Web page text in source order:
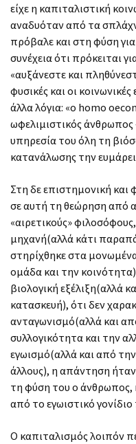
είχε η καπιταλιστική
αναδυόταν από τα
πρόβαλε και στη φύση
συνέχεια ότι πρόκειται
«αυξάνεστε και
φυσικές και οι
άλλα λόγια: «ο homo
ωφελιμιστικός άνθρωπος
υπηρεσία του όλη τη
κατανάλωσης την
Στη δε επιστημονική και
σε αυτή τη θεώρηση από
«αιρετικούς»
μηχανή(αλλά κάτι
στηρίχθηκε στα
ομάδα και την
βιολογική εξέλιξη(αλλά
κατασκευή), ότι δεν
ανταγωνισμό(αλλά και
συλλογικότητα και την
εγωισμό(αλλά και από
άλλους), η απάντηση
τη φύση του ο άνθρωπος,
από το εγωιστικό γονίδιο
Ο καπιταλισμός λοιπόν